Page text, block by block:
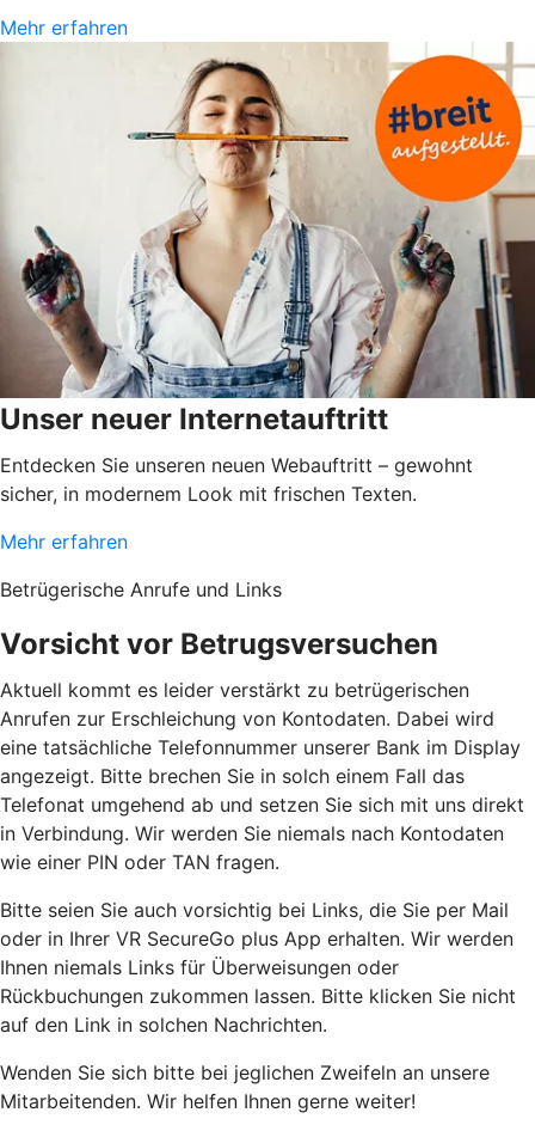
Mehr erfahren
Unser neuer Internetauftritt
Entdecken Sie unseren neuen Webauftritt – gewohnt
sicher, in modernem Look mit frischen Texten.
Mehr erfahren
Betrügerische Anrufe und Links
Vorsicht vor Betrugsversuchen
Aktuell kommt es leider verstärkt zu betrügerischen
Anrufen zur Erschleichung von Kontodaten. Dabei wird
eine tatsächliche Telefonnummer unserer Bank im Display
angezeigt. Bitte brechen Sie in solch einem Fall das
Telefonat umgehend ab und setzen Sie sich mit uns direkt
in Verbindung. Wir werden Sie niemals nach Kontodaten
wie einer PIN oder TAN fragen.
Bitte seien Sie auch vorsichtig bei Links, die Sie per Mail
oder in Ihrer VR SecureGo plus App erhalten. Wir werden
Ihnen niemals Links für Überweisungen oder
Rückbuchungen zukommen lassen. Bitte klicken Sie nicht
auf den Link in solchen Nachrichten.
Wenden Sie sich bitte bei jeglichen Zweifeln an unsere
Mitarbeitenden. Wir helfen Ihnen gerne weiter!